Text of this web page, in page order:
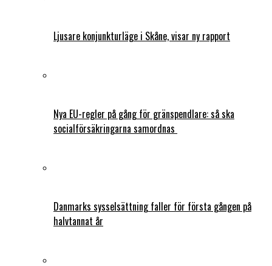
Ljusare konjunkturläge i Skåne, visar ny rapport
Nya EU-regler på gång för gränspendlare: så ska
socialförsäkringarna samordnas
Danmarks sysselsättning faller för första gången på
halvtannat år